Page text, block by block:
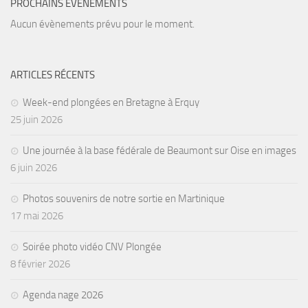
Agenda
Section Matériel
PROCHAINS ÉVÈNEMENTS
Aucun évènements prévu pour le moment.
ARTICLES RÉCENTS
Week-end plongées en Bretagne à Erquy
25 juin 2026
Une journée à la base fédérale de Beaumont sur Oise en images
6 juin 2026
Photos souvenirs de notre sortie en Martinique
17 mai 2026
Soirée photo vidéo CNV Plongée
8 février 2026
Agenda nage 2026